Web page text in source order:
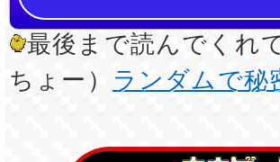
最後まで読んでくれ
ちょー）
ランダムで秘